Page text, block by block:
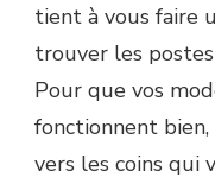
tient à vous faire
trouver les
Pour que vos
fonctionnent
vers les coins qui